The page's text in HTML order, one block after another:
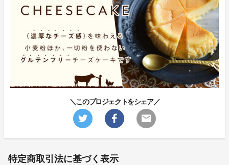
＼このプロジェクトをシェア／
特定商取引法に基づく表示